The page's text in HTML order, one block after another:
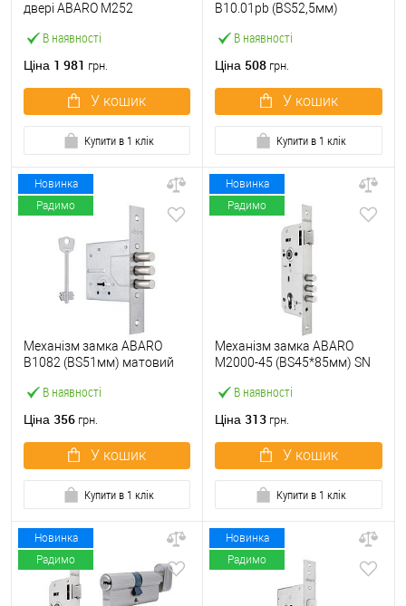
В наявності
двері ABARO M252
B100, протектором і
Ціна 1 981 грн.
У кошик
Купити в 1 клік
В наявності
B10.01pb (BS52,5мм)
тех.пакування.без
Ціна 508 грн.
У кошик
Купити в 1 клік
Новинка
Радимо
В наявності
Механізм замка ABARO
B1082 (BS51мм) матовий
Ціна 356 грн.
У кошик
Купити в 1 клік
Новинка
Радимо
В наявності
Механізм замка ABARO
M2000-45 (BS45*85мм) SN
Ціна 313 грн.
У кошик
Купити в 1 клік
Новинка
Радимо
Новинка
Радимо